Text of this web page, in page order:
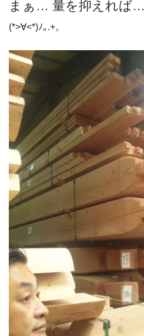
まぁ… 量を抑えれば
(*>∀<*)ﾉ｡.+。